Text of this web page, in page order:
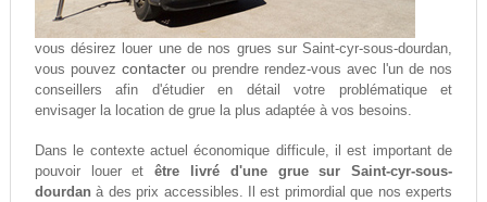
vous désirez louer une de nos grues sur Saint-cyr-sous-dourdan,
vous pouvez contacterou prendre rendez-vous avec l'un de nos
conseillers afin d'étudier en détail votre problématique et
envisager la location de grue la plus adaptée à vos besoins.
Dans le contexte actuel économique difficule, il est important de
pouvoir louer etêtre livré d'une grue sur Saint-cyr-sous-
dourdan à des prix accessibles. Il est primordial que nos experts